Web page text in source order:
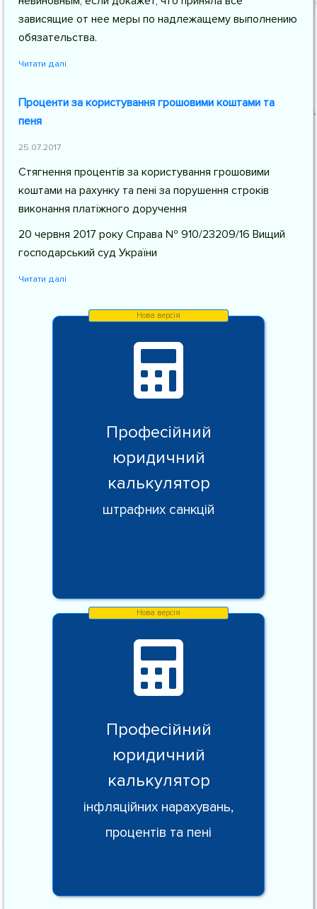
зависящие от нее меры по надлежащему выполнению
обязательства.
Читати далі
Проценти за користування грошовими коштами та
пеня
25.07.2017
Стягнення процентів за користування грошовими
коштами на рахунку та пені за порушення строків
виконання платіжного доручення
20 червня 2017 року Справа № 910/23209/16 Вищий
господарський суд України
Читати далі
Професійний
юридичний
калькулятор
штрафних санкцій
Професійний
юридичний
калькулятор
інфляційних нарахувань,
процентів та пені